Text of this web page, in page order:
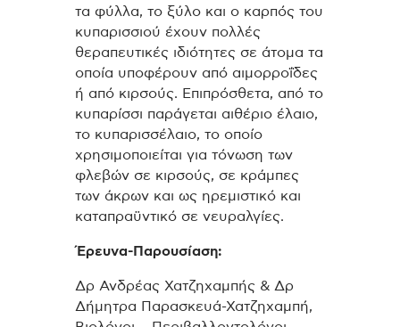
τα φύλλα, το ξύλο και ο καρπός του
κυπαρισσιού έχουν πολλές
θεραπευτικές ιδιότητες σε άτομα τα
οποία υποφέρουν από αιμορροΐδες
ή από κιρσούς. Επιπρόσθετα, από το
κυπαρίσσι παράγεται αιθέριο έλαιο,
το κυπαρισσέλαιο, το οποίο
χρησιμοποιείται για τόνωση των
φλεβών σε κιρσούς, σε κράμπες
των άκρων και ως ηρεμιστικό και
καταπραϋντικό σε νευραλγίες.
Έρευνα-Παρουσίαση:
Δρ Ανδρέας Χατζηχαμπής & Δρ
Δήμητρα Παρασκευά-Χατζηχαμπή,